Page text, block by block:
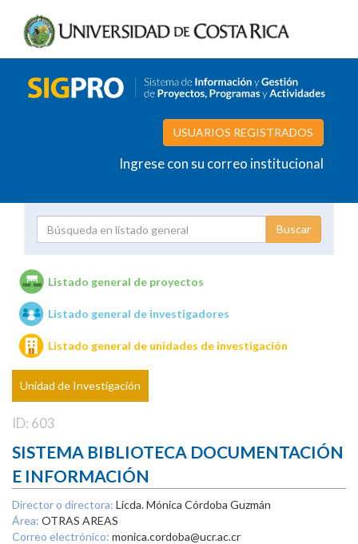
USUARIOS REGISTRADOS
Ingrese con su correo institucional
Unidades de investigación
Listado general de proyectos
Listado general de investigadores
Listado general de unidades de investigación
Unidad de Investigación
ID: 603
SISTEMA BIBLIOTECA DOCUMENTACIÓN
E INFORMACIÓN
Director o directora: Licda. Mónica Córdoba Guzmán
Área: OTRAS AREAS
Correo electrónico: monica.cordoba@ucr.ac.cr